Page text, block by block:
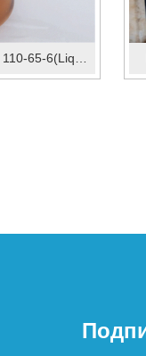
2-Butyne-1,4-diol CAS: 110-65-6(Liquid)